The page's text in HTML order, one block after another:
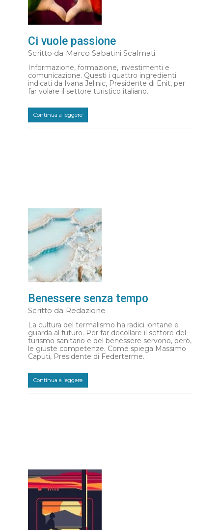
Ci vuole passione
Scritto da Marco Sabatini Scalmati
Informazione, formazione, investimenti e
comunicazione. Questi i quattro ingredienti
indicati da Ivana Jelinic, Presidente di Enit, per
far volare il settore turistico italiano.
Continua a leggere
Benessere senza tempo
Scritto da Redazione
La cultura del termalismo ha radici lontane e
guarda al futuro. Per far decollare il settore del
turismo sanitario e del benessere servono, però,
le giuste competenze. Come spiega Massimo
Caputi, Presidente di Federterme.
Continua a leggere